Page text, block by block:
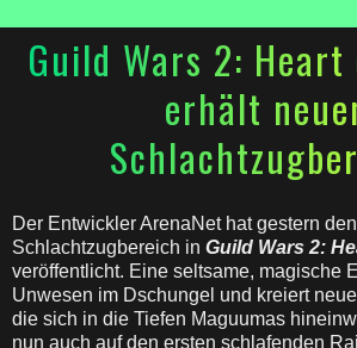
Guild Wars 2:
erhält
Der Entwickler ArenaNet hat gestern
Schlachtzugbereich in Guild Wars 2:
veröffentlicht. Eine seltsame, magische
Unwesen im Dschungel und kreiert
die sich in die Tiefen Maguumas
nun auch auf den ersten schlafenden